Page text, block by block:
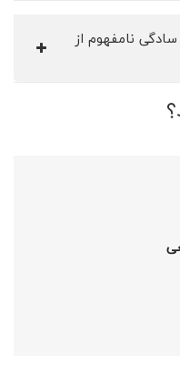
نامفهوم از